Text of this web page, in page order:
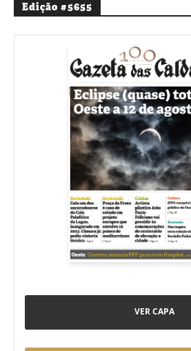
Edição #5655
VER CAPA